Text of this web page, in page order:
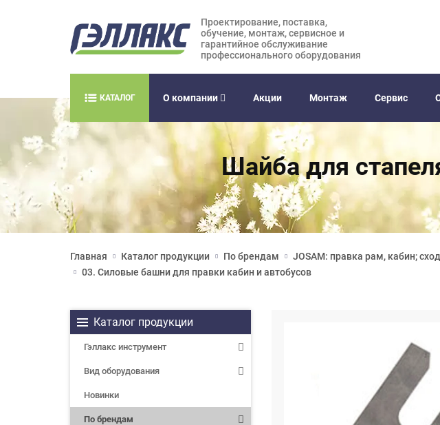
Проектирование, поставка,
обучение, монтаж, сервисное и
гарантийное обслуживание
профессионального оборудования
КАТАЛОГ О компании Акции Монтаж Сервис
Шайба для
Главная Каталог продукции По брендам
JOSAM: правка рам, кабин;
03. Силовые башни для правки кабин и автобусов
Каталог продукции
Гэллакс инструмент
Вид оборудования
Новинки
По брендам